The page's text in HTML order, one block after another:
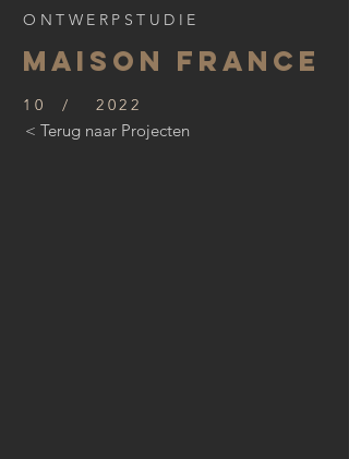
ONTWERPSTUDIE
Maison France
10 / 2022
< Terug naar Projecten